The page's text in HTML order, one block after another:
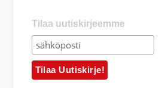
Tilaa uutiskirjeemme